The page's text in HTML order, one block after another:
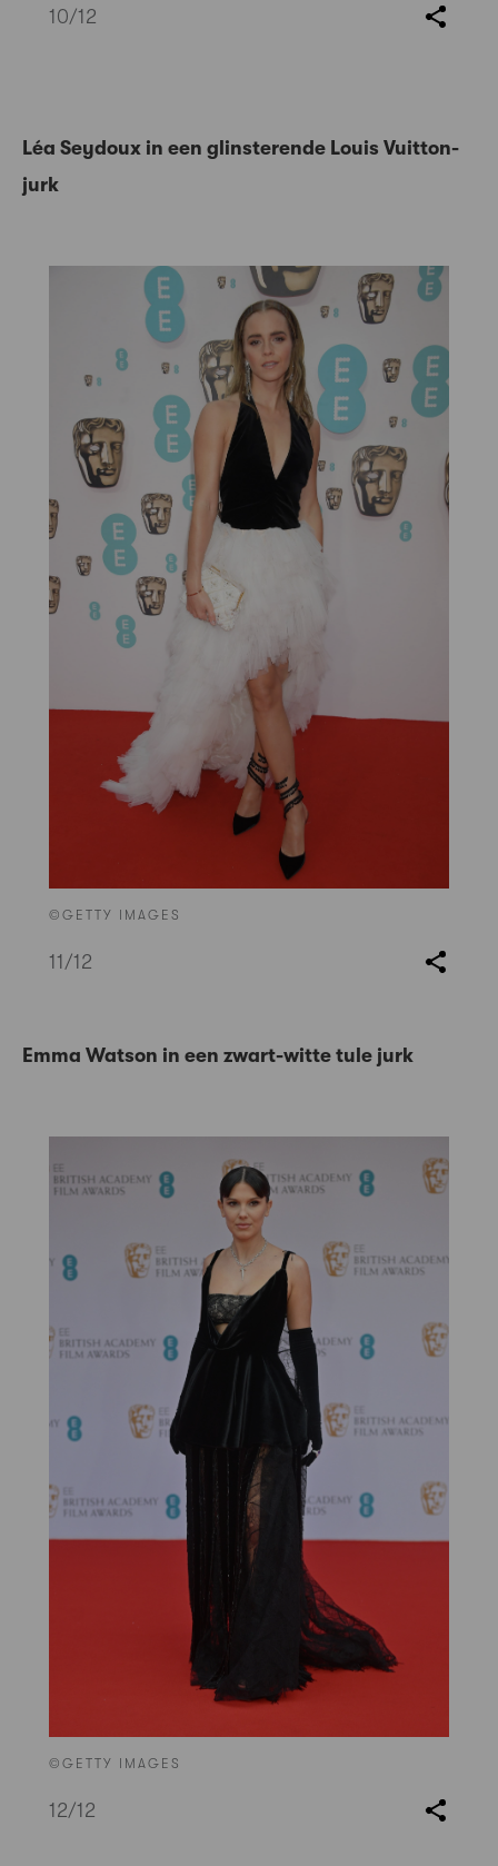
10/12
Léa Seydoux in een glinsterende Louis Vuitton-
jurk
©GETTY IMAGES
11/12
Emma Watson in een zwart-witte tule jurk
©GETTY IMAGES
12/12